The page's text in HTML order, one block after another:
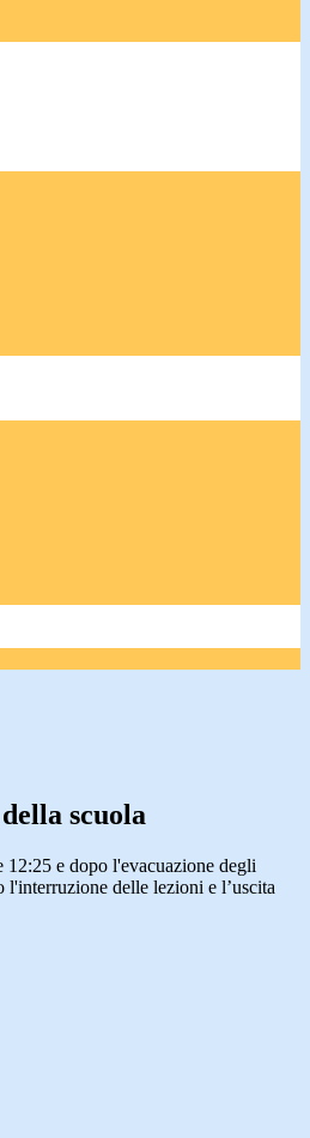
scuola
12:25 e dopo l'evacuazione degli
delle lezioni e l’uscita